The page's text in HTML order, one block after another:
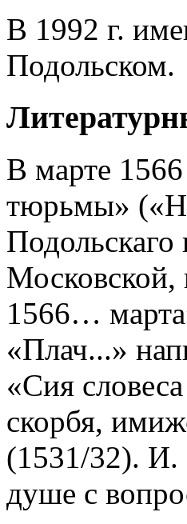
В 1992 г.
Подольском.
В марте
тюрьмы»
Подольскаго
Московской,
1566…
«Плач...»
«Сия
скорбя,
(1531/32). И.
душе с